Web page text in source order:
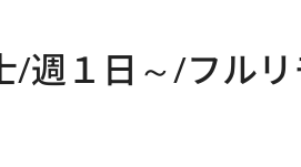
/週１日～/フル